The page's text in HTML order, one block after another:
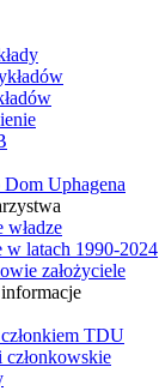
Uphagena
władze
w latach 1990-2024
założyciele
TDU
członkowskie